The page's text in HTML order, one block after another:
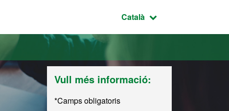
Idioma seleccionat:
Català
Vull més informació:
*Camps obligatoris